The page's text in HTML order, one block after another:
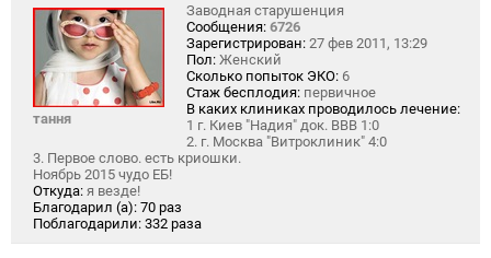
тання
Заводная старушенция
Сообщения: 6726
Зарегистрирован: 27 фев 2011, 13:29
Пол: Женский
Сколько попыток ЭКО: 6
Стаж бесплодия: первичное
В каких клиниках проводилось лечение:
1 г. Киев "Надия" док. ВВВ 1:0
2. г. Москва "Витроклиник" 4:0
3. Первое слово. есть криошки.
Ноябрь 2015 чудо ЕБ!
Откуда: я везде!
Благодарил (а): 70 раз
Поблагодарили: 332 раза